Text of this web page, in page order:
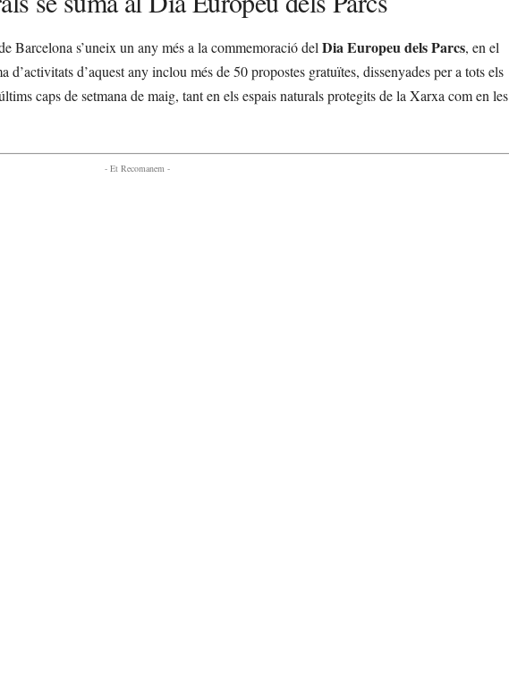
Barcelona s’uneix un any més a la commemoració delDia Europeu dels Parcs, en el
d’activitats d’aquest any inclou més de 50 propostes gratuïtes, dissenyades per a tots els
caps de setmana de maig, tant en els espais naturals protegits de la Xarxa com en les
- Et Recomanem -